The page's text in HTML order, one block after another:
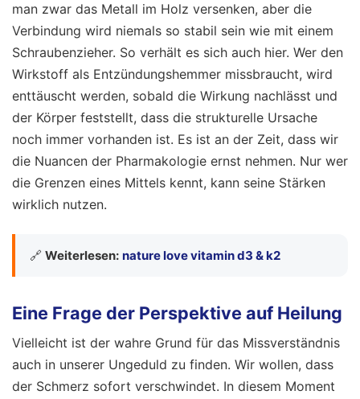
man zwar das Metall im Holz versenken, aber die
Verbindung wird niemals so stabil sein wie mit einem
Schraubenzieher. So verhält es sich auch hier. Wer den
Wirkstoff als Entzündungshemmer missbraucht, wird
enttäuscht werden, sobald die Wirkung nachlässt und
der Körper feststellt, dass die strukturelle Ursache
noch immer vorhanden ist. Es ist an der Zeit, dass wir
die Nuancen der Pharmakologie ernst nehmen. Nur wer
die Grenzen eines Mittels kennt, kann seine Stärken
wirklich nutzen.
🔗 Weiterlesen: nature love vitamin d3 & k2
Eine Frage der Perspektive auf Heilung
Vielleicht ist der wahre Grund für das Missverständnis
auch in unserer Ungeduld zu finden. Wir wollen, dass
der Schmerz sofort verschwindet. In diesem Moment